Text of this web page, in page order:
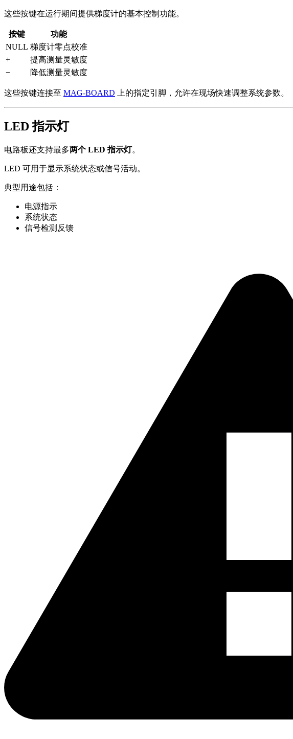
这些按键在运行期间提供梯度计的基本控制功能。
按键
功能
NULL 梯度计零点校准
+
提高测量灵敏度
−
降低测量灵敏度
这些按键连接至 MAG-BOARD 上的指定引脚，允许在现场快速调整系统参数。
LED 指示灯
电路板还支持最多两个 LED 指示灯。
LED 可用于显示系统状态或信号活动。
典型用途包括：
电源指示
系统状态
信号检测反馈